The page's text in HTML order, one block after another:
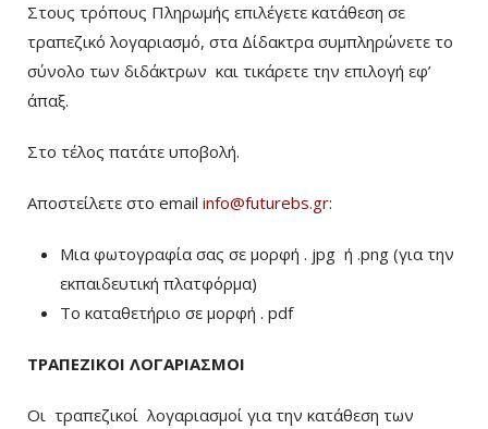
Στους τρόπους Πληρωμής επιλέγετε κατάθεση σε
τραπεζικό λογαριασμό, στα Δίδακτρα συμπληρώνετε το
σύνολο των διδάκτρων και τικάρετε την επιλογή εφ’
άπαξ.
Στο τέλος πατάτε υποβολή.
Αποστείλετε στο email info@futurebs.gr:
Μια φωτογραφία σας σε μορφή . jpg ή .png (για την
εκπαιδευτική πλατφόρμα)
To καταθετήριο σε μορφή . pdf
ΤΡΑΠΕΖΙΚΟΙ ΛΟΓΑΡΙΑΣΜΟΙ
Οι τραπεζικοί λογαριασμοί για την κατάθεση των